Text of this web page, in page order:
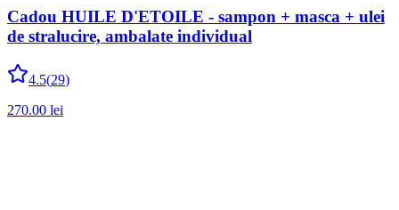
Cadou HUILE D'ETOILE - sampon + masca + ulei
de stralucire, ambalate individual
4.5(29)
270.00 lei